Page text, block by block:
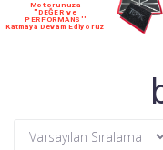
Motorunuza
''DEĞER ve
PERFORMANS''
Katmaya Devam Ediyoruz